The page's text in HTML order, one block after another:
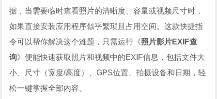
据，当需要临时查看照片的清晰度、容量或视频尺寸时，
如果直接安装应用程序似乎繁琐且占用空间。这款快捷指
令可以帮你解决这个难题，只需运行《照片影片EXIF查
询》便能快速获取照片和视频中的EXIF信息，包括文件大
小、尺寸（宽度/高度）、GPS位置、拍摄设备和日期，轻
松一键掌握全部内容。